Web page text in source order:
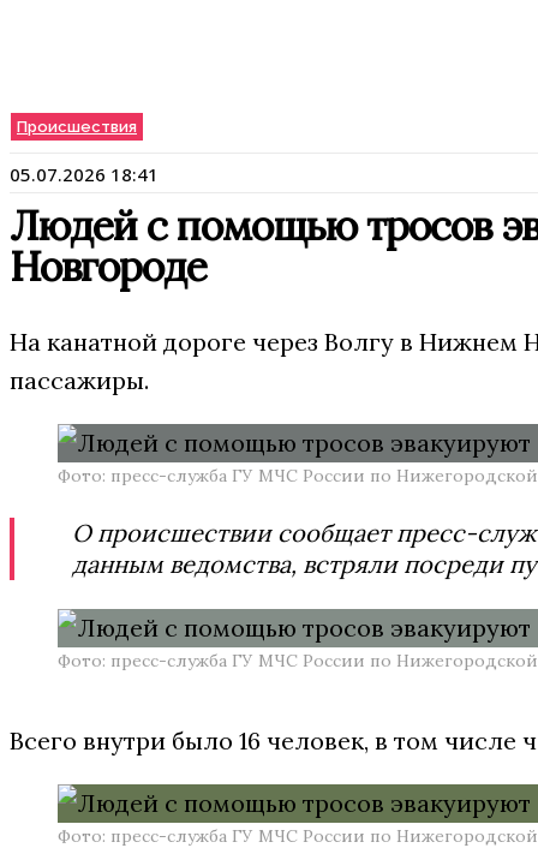
Происшествия
05.07.2026 18:41
Людей с помощью тросов
Новгороде
На канатной дороге через Волгу в Нижнем
пассажиры.
Фото: пресс-служба ГУ МЧС России по
О происшествии сообщает пресс-
данным ведомства, встряли посреди
Фото: пресс-служба ГУ МЧС России по
Всего внутри было 16 человек, в том
Фото: пресс-служба ГУ МЧС России по